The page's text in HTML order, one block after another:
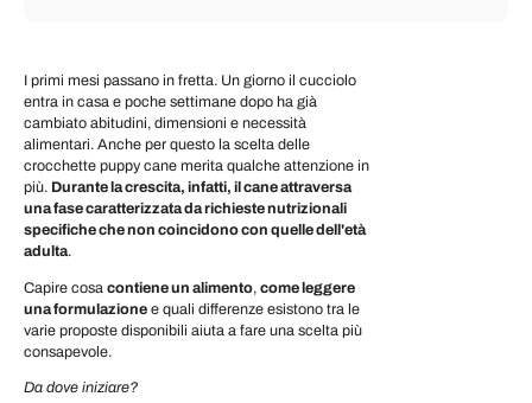
I primi mesi passano in fretta. Un giorno il cucciolo
entra in casa e poche settimane dopo ha già
cambiato abitudini, dimensioni e necessità
alimentari. Anche per questo la scelta delle
crocchette puppy cane merita qualche attenzione in
più. Durante la crescita, infatti, il cane attraversa
una fase caratterizzata da richieste nutrizionali
specifiche che non coincidono con quelle dell'età
adulta.
Capire cosa contiene un alimento, come leggere
una formulazione e quali differenze esistono tra le
varie proposte disponibili aiuta a fare una scelta più
consapevole.
Da dove iniziare?